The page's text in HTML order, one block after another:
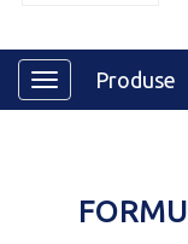
Toggle
navigation
Produse